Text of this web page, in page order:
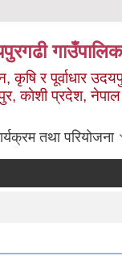
कृषि र पूर्वाधार
काेशी प्रदेश,
तथा परियोजना